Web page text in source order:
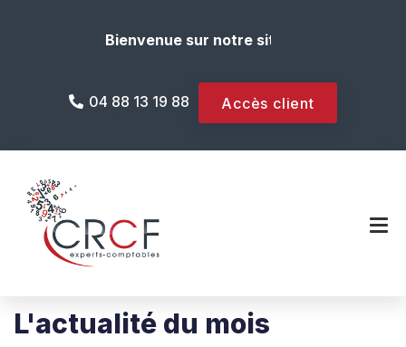
Bienvenue sur notre site internet !
04 88 13 19 88 Accès client
L'actualité du mois